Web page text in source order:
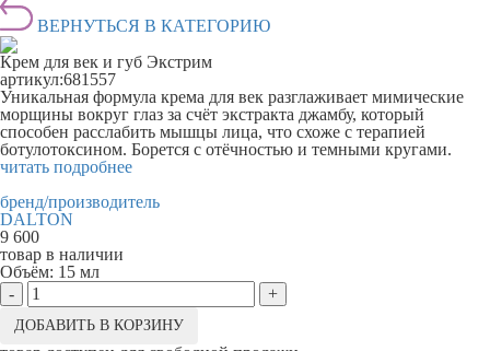
ВЕРНУТЬСЯ В КАТЕГОРИЮ
Крем для век и губ Экстрим
артикул:681557
Уникальная формула крема для век разглаживает мимические
морщины вокруг глаз за счёт экстракта джамбу, который
способен расслабить мышцы лица, что схоже с терапией
ботулотоксином. Борется с отёчностью и темными кругами.
читать подробнее
бренд/производитель
DALTON
9 600
товар в наличии
Объём: 15 мл
-
+
ДОБАВИТЬ В КОРЗИНУ